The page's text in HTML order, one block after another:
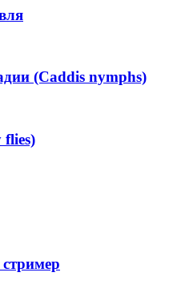
(Caddis nymphs)